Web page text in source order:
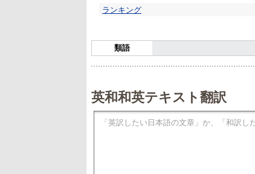
ランキング
類語
英和和英テキスト翻訳